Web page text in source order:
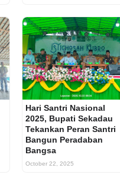
Hari Santri Nasional
2025, Bupati Sekadau
Tekankan Peran Santri
Bangun Peradaban
Bangsa
October 22, 2025